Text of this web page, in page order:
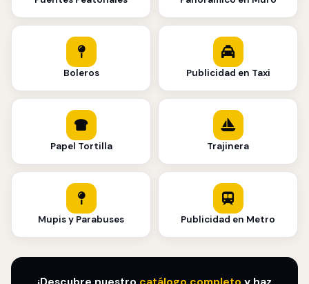
Boleros Publicidad en Taxi
Papel Tortilla Trajinera
Mupis y Parabuses Publicidad en Metro